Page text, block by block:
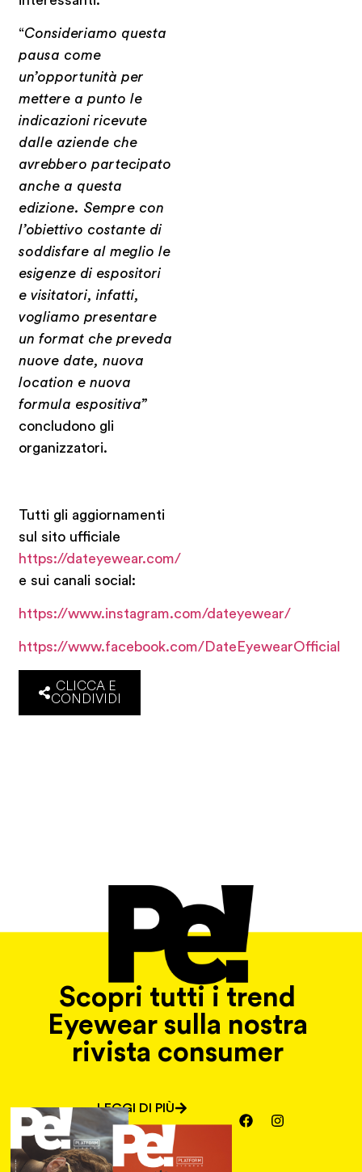
“Consideriamo questa
pausa come
un’opportunità per
mettere a punto le
indicazioni ricevute
dalle aziende che
avrebbero partecipato
anche a questa
edizione. Sempre con
l’obiettivo costante di
soddisfare al meglio le
esigenze di espositori
e visitatori, infatti,
vogliamo presentare
un format che preveda
nuove date, nuova
location e nuova
formula espositiva”
concludono gli
organizzatori.
Tutti gli aggiornamenti
sul sito ufficiale
https://dateyewear.com/
e sui canali social:
https://www.instagram.com/dateyewear/
https://www.facebook.com/DateEyewearOfficial
CLICCA E
CONDIVIDI
Scopri tutti i trend
Eyewear sulla nostra
rivista consumer
LEGGI DI PIÙ